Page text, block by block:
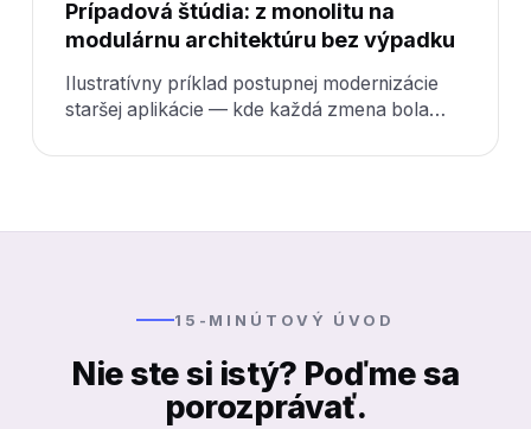
Prípadová štúdia: z monolitu na
modulárnu architektúru bez výpadku
Ilustratívny príklad postupnej modernizácie
staršej aplikácie — kde každá zmena bola
15-MINÚTOVÝ ÚVOD
Nie ste si istý? Poďme sa
porozprávať.